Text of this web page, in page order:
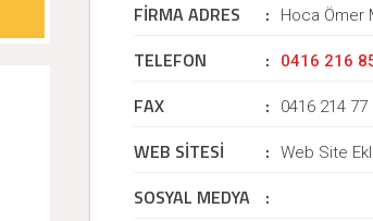
FİRMA ADRES : Hoca Ömer
TELEFON : 0416 216
FAX : 0416 214 77
WEB SİTESİ : Web Site
SOSYAL MEDYA :